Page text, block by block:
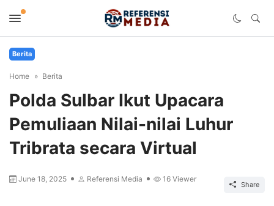
Berita
Home Berita
Polda Sulbar Ikut Upacara
Pemuliaan Nilai-nilai Luhur
Tribrata secara Virtual
June 18, 2025 Referensi Media 16 Viewer
Share